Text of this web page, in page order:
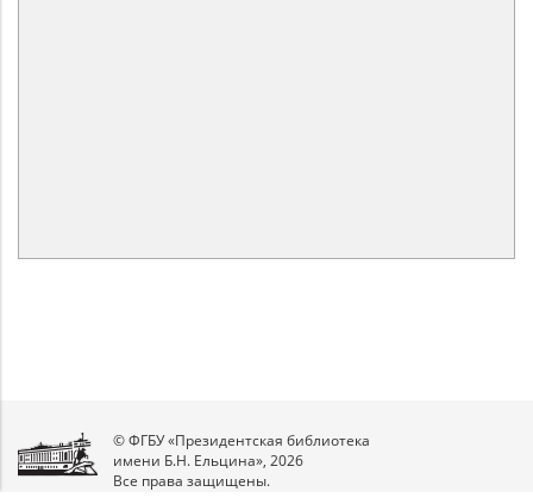
© ФГБУ «Президентская библиотека
имени Б.Н. Ельцина», 2026
Все права защищены.